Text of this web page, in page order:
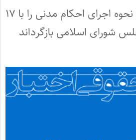
شورای نگهبان لایحۀ نحوه اجرای احکام مدنی را با ۱۷
به مجلس شورای اسلامی بازگرداند